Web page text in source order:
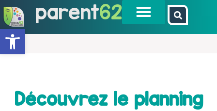
Ouvrir la barre d’outils
parent62
Découvrez le planning